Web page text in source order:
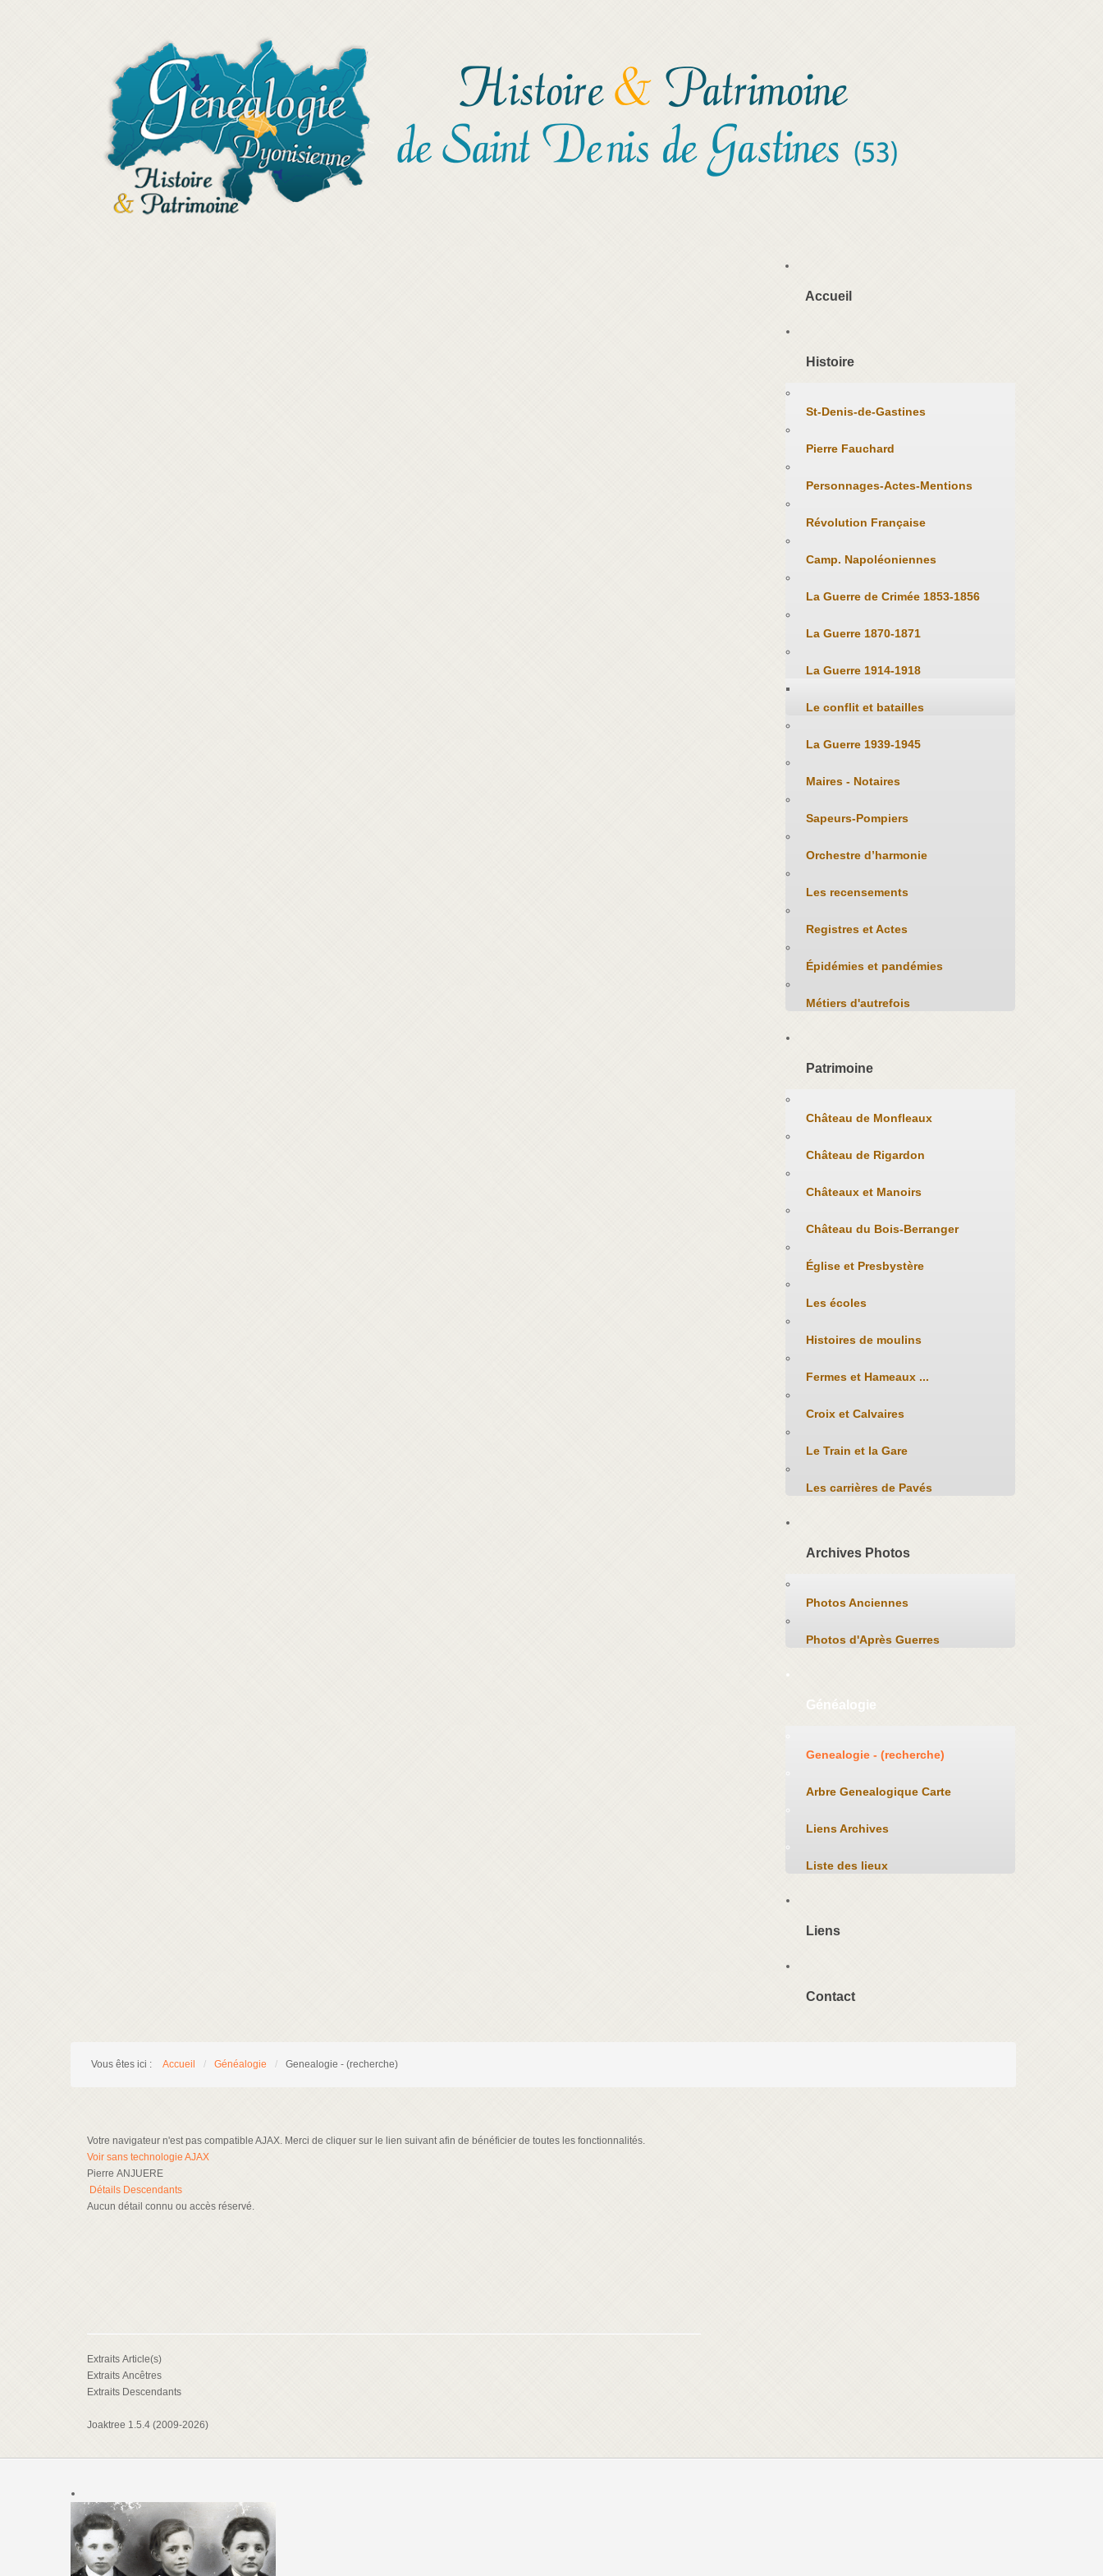
Accueil
Histoire
St-Denis-de-Gastines
Pierre Fauchard
Personnages-Actes-Mentions
Révolution Française
Camp. Napoléoniennes
La Guerre de Crimée 1853-1856
La Guerre 1870-1871
La Guerre 1914-1918
Le conflit et batailles
La Guerre 1939-1945
Maires - Notaires
Sapeurs-Pompiers
Orchestre d’harmonie
Les recensements
Registres et Actes
Épidémies et pandémies
Métiers d'autrefois
Patrimoine
Château de Monfleaux
Château de Rigardon
Châteaux et Manoirs
Château du Bois-Berranger
Église et Presbystère
Les écoles
Histoires de moulins
Fermes et Hameaux ...
Croix et Calvaires
Le Train et la Gare
Les carrières de Pavés
Archives Photos
Photos Anciennes
Photos d'Après Guerres
Généalogie
Genealogie - (recherche)
Arbre Genealogique Carte
Liens Archives
Liste des lieux
Liens
Contact
Vous êtes ici : Accueil / Généalogie / Genealogie - (recherche)
Votre navigateur n'est pas compatible AJAX. Merci de cliquer sur le lien suivant afin de bénéficier de toutes les fonctionnalités.
Voir sans technologie AJAX
Pierre ANJUERE
Détails Descendants
Aucun détail connu ou accès réservé.
Extraits Article(s)
Extraits Ancêtres
Extraits Descendants
Joaktree 1.5.4 (2009-2026)